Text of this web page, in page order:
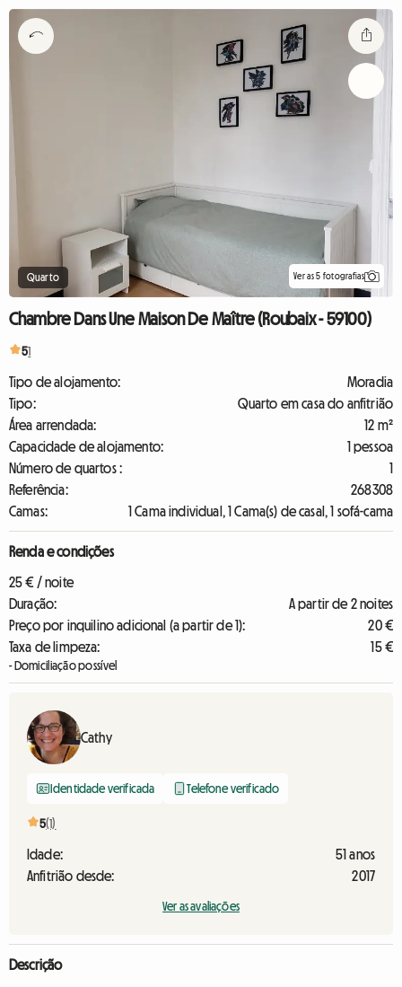
Quarto Ver as 5 fotografias
Chambre Dans Une Maison De Maître (Roubaix - 59100)
51
Tipo de alojamento:
Moradia
Tipo:
Quarto em casa do anfitrião
Área arrendada:
12 m²
Capacidade de alojamento:
1 pessoa
Número de quartos :
1
Referência:
268308
Camas:
1 Cama individual, 1 Cama(s) de casal, 1 sofá-cama
Renda e condições
25 € / noite
Duração:
A partir de 2 noites
Preço por inquilino adicional (a partir de 1):
20 €
Taxa de limpeza:
15 €
- Domiciliação possível
Cathy
Identidade verificada Telefone verificado
5(1)
Idade:
51 anos
Anfitrião desde:
2017
Ver as avaliações
Descrição